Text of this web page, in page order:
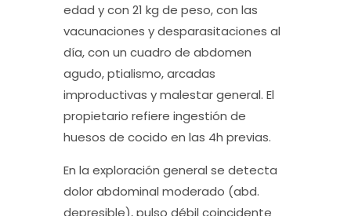
edad y con 21 kg de peso, con las
vacunaciones y desparasitaciones al
día, con un cuadro de abdomen
agudo, ptialismo, arcadas
improductivas y malestar general. El
propietario refiere ingestión de
huesos de cocido en las 4h previas.
En la exploración general se detecta
dolor abdominal moderado (abd.
depresible), pulso débil coincidente